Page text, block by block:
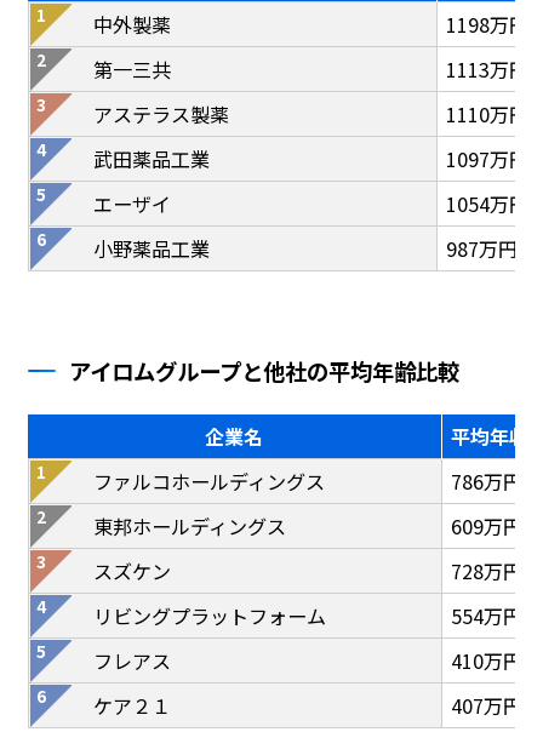
中外製薬
1198万円
第一三共
1113万円
アステラス製薬
1110万円
武田薬品工業
1097万円
エーザイ
1054万円
小野薬品工業
987万円
アイロムグループと他社の平均年齢比較
企業名
平均年収
ファルコホールディングス
786万円
東邦ホールディングス
609万円
スズケン
728万円
リビングプラットフォーム
554万円
フレアス
410万円
ケア２１
407万円